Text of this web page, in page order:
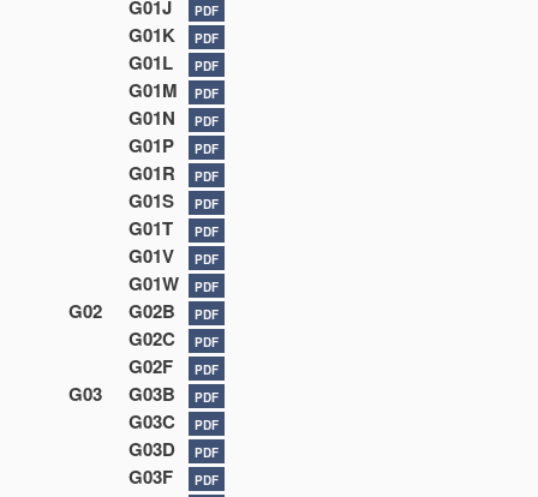
G01J PDF
G01K PDF
G01L PDF
G01M PDF
G01N PDF
G01P PDF
G01R PDF
G01S PDF
G01T PDF
G01V PDF
G01W PDF
G02 G02B PDF
G02C PDF
G02F PDF
G03 G03B PDF
G03C PDF
G03D PDF
G03F PDF